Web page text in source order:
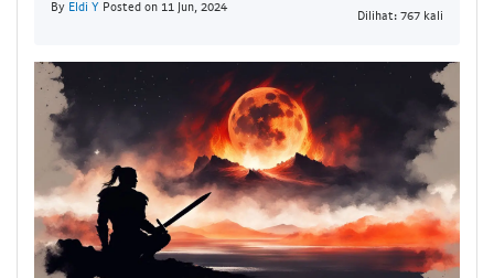
By Eldi Y Posted on 11 Jun, 2024
Dilihat: 767 kali